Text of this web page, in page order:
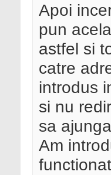
Apoi
pun
astfel si
catre
introdus
si nu
sa
Am